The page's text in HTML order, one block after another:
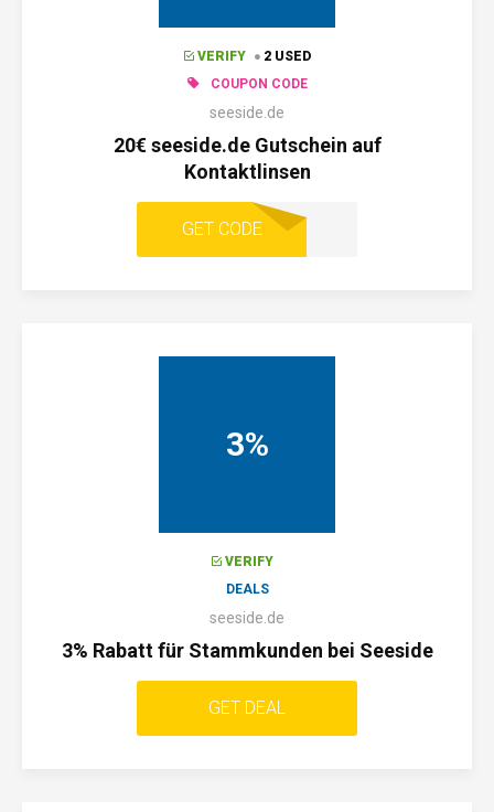
VERIFY
2 USED
COUPON CODE
seeside.de
20€ seeside.de Gutschein auf
Kontaktlinsen
GET CODE
KEIN CODE
3%
VERIFY
DEALS
seeside.de
3% Rabatt für Stammkunden bei Seeside
GET DEAL